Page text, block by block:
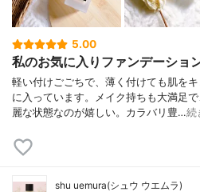
5.00
私のお気に入りファンデーショ
軽い付けごごちで、薄く付けても肌を
に入っています。メイク持ちも大満足
麗な状態なのが嬉しい。カラバリ豊…続
shu uemura(シュウ ウエムラ)